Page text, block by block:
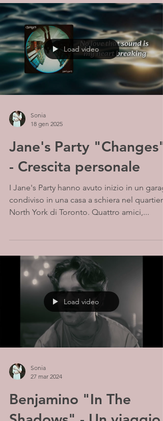
Load video
Sonia
18 gen 2025
Jane's Party "Changes"
- Crescita personale
I Jane's Party hanno avuto inizio in un garage
condiviso in una casa a schiera nel quartiere
North York di Toronto. Quattro amici,...
Load video
Sonia
27 mar 2024
Benjamino "In The